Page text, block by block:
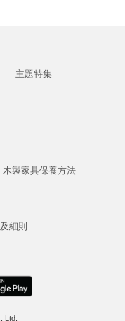
主題特集
木製家具保養方法
細則
Ltd.